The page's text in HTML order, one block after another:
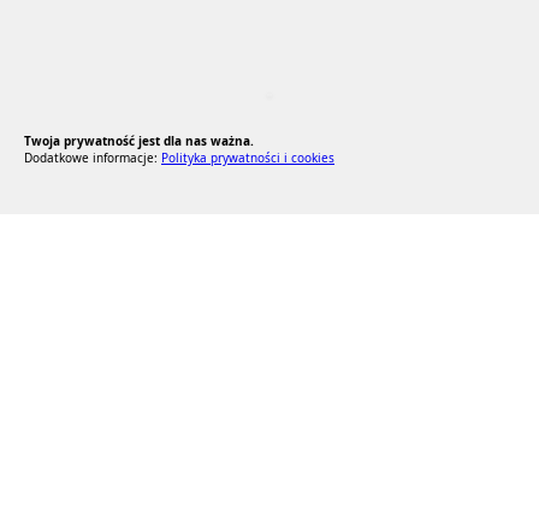
Twoja prywatność jest dla nas ważna.
Dodatkowe informacje: Polityka prywatności i cookies